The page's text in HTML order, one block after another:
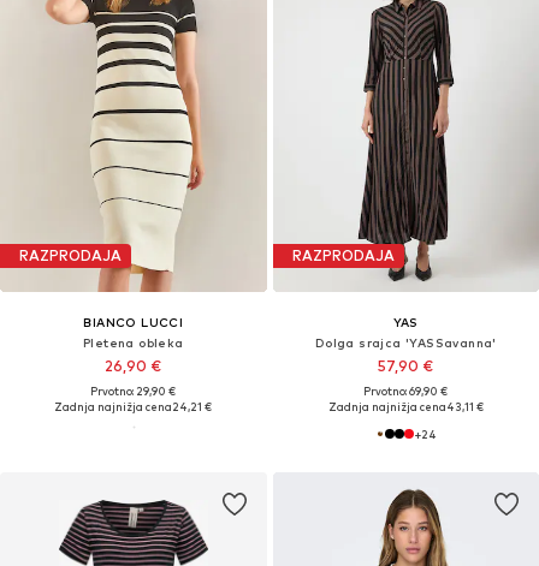
RAZPRODAJA
BIANCO LUCCI
Pletena obleka
26,90 €
Prvotno: 29,90 €
Zadnja najnižja cena24,21 €
RAZPRODAJA
YAS
Dolga srajca 'YASSavanna'
57,90 €
Prvotno: 69,90 €
Zadnja najnižja cena43,11 €
+24